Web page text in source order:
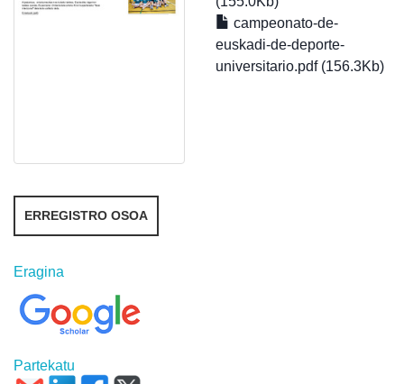
campeonato-de-
euskadi-de-deporte-
universitario.pdf (156.3Kb)
ERREGISTRO OSOA
Eragina
Partekatu